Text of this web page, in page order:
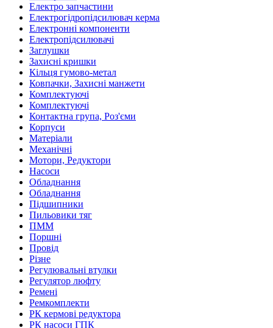
Електро запчастини
Електрогідропідсилювач керма
Електронні компоненти
Електропідсилювачі
Заглушки
Захисні кришки
Кільця гумово-метал
Ковпачки, Захисні манжети
Комплектуючі
Комплектуючі
Контактна група, Роз'єми
Корпуси
Матеріали
Механічні
Мотори, Редуктори
Насоси
Обладнання
Обладнання
Підшипники
Пильовики тяг
ПММ
Поршні
Провід
Різне
Регулювальні втулки
Регулятор люфту
Ремені
Ремкомплекти
РК кермові редуктора
РК насоси ГПК